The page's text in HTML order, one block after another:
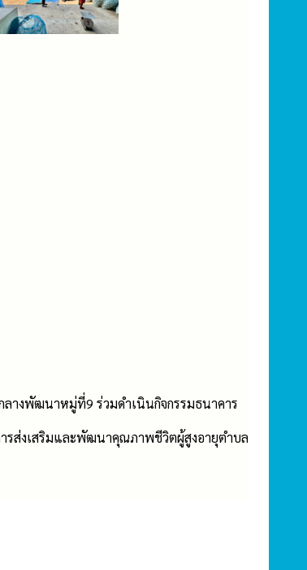
างพัฒนาหมู่ที่9 ร่วมดำเนินกิจกรรมธนาคาร
รส่งเสริมและพัฒนาคุณภาพชีวิตผู้สูงอายุตำบล